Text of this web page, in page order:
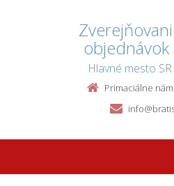
objednávok
Hlavné mesto
Primaciálne